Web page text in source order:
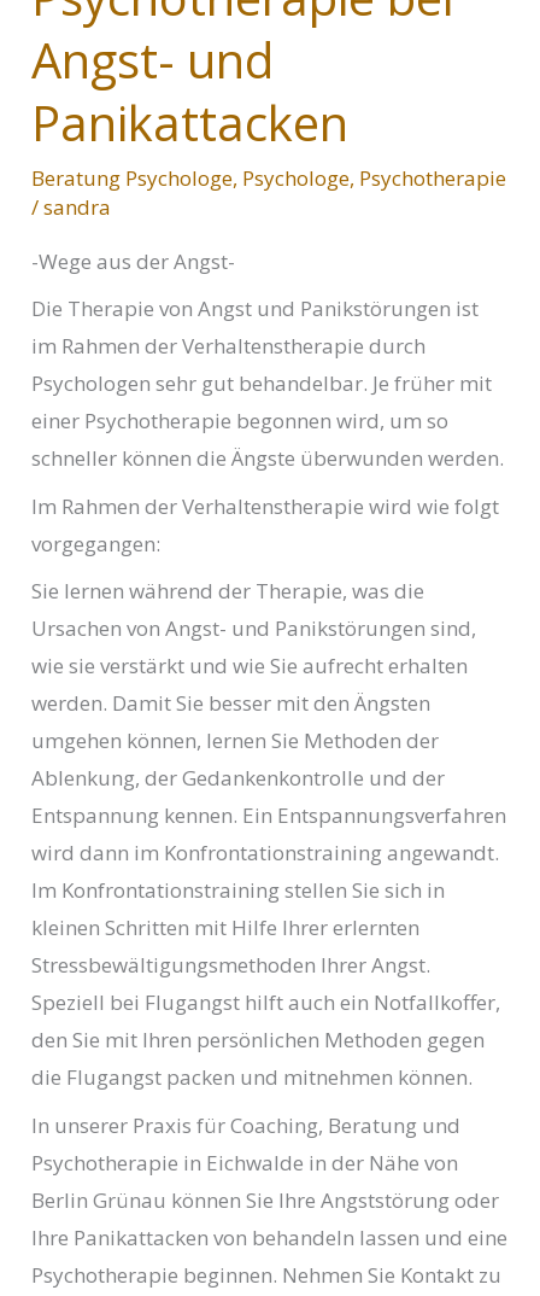
Angst- und
Panikattacken
Beratung Psychologe, Psychologe, Psychotherapie
/sandra
-Wege aus der Angst-
Die Therapie von Angst und Panikstörungen ist
im Rahmen der Verhaltenstherapie durch
Psychologen sehr gut behandelbar. Je früher mit
einer Psychotherapie begonnen wird, um so
schneller können die Ängste überwunden werden.
Im Rahmen der Verhaltenstherapie wird wie folgt
vorgegangen:
Sie lernen während der Therapie, was die
Ursachen von Angst- und Panikstörungen sind,
wie sie verstärkt und wie Sie aufrecht erhalten
werden. Damit Sie besser mit den Ängsten
umgehen können, lernen Sie Methoden der
Ablenkung, der Gedankenkontrolle und der
Entspannung kennen. Ein Entspannungsverfahren
wird dann im Konfrontationstraining angewandt.
Im Konfrontationstraining stellen Sie sich in
kleinen Schritten mit Hilfe Ihrer erlernten
Stressbewältigungsmethoden Ihrer Angst.
Speziell bei Flugangst hilft auch ein Notfallkoffer,
den Sie mit Ihren persönlichen Methoden gegen
die Flugangst packen und mitnehmen können.
In unserer Praxis für Coaching, Beratung und
Psychotherapie in Eichwalde in der Nähe von
Berlin Grünau können Sie Ihre Angststörung oder
Ihre Panikattacken von behandeln lassen und eine
Psychotherapie beginnen. Nehmen Sie Kontakt zu